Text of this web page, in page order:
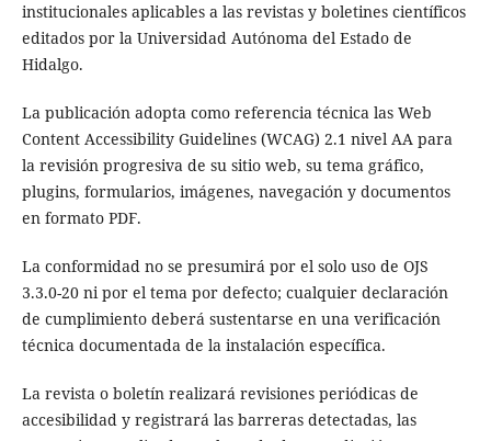
institucionales aplicables a las revistas y boletines científicos
editados por la Universidad Autónoma del Estado de
Hidalgo.
La publicación adopta como referencia técnica las Web
Content Accessibility Guidelines (WCAG) 2.1 nivel AA para
la revisión progresiva de su sitio web, su tema gráfico,
plugins, formularios, imágenes, navegación y documentos
en formato PDF.
La conformidad no se presumirá por el solo uso de OJS
3.3.0-20 ni por el tema por defecto; cualquier declaración
de cumplimiento deberá sustentarse en una verificación
técnica documentada de la instalación específica.
La revista o boletín realizará revisiones periódicas de
accesibilidad y registrará las barreras detectadas, las